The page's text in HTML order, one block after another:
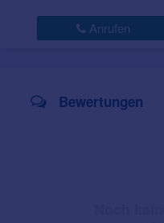
Anrufen
Bewertungen